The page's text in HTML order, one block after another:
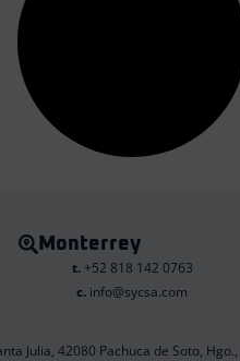
Monterrey
t.+52 818 142 0763
c. info@sycsa.com
Julia, 42080 Pachuca de Soto, Hgo.,